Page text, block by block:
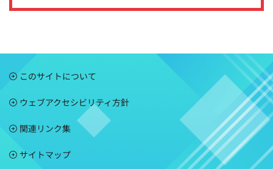
このサイトについて
ウェブアクセシビリティ方針
関連リンク集
サイトマップ